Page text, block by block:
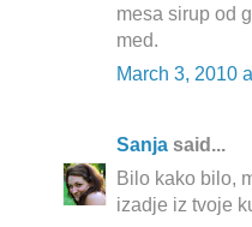
mesa sirup od
med.
March 3, 2010
Sanja said...
Bilo kako bilo,
izadje iz tvoje